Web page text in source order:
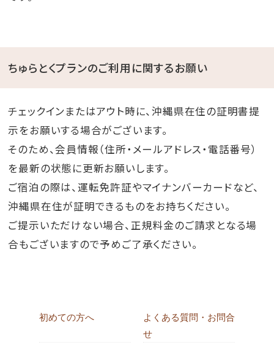
ちゅらとくプランのご利用に関するお願い
チェックインまたはアウト時に、沖縄県在住の証明書提
示をお願いする場合がございます。
そのため、会員情報（住所・メールアドレス・電話番号）
を最新の状態に更新お願いします。
ご宿泊の際は、運転免許証やマイナンバーカードなど、
沖縄県在住が証明できるものをお持ちください。
ご提示いただけない場合、正規料金のご請求となる場
合もございますので予めご了承ください。
初めての方へ
よくある質問・お問合
せ